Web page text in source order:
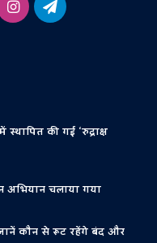
InstagramTelegram
की गई ‘रुद्राक्ष
अभियान चलाया गया
कौन से रूट रहेंगे बंद और